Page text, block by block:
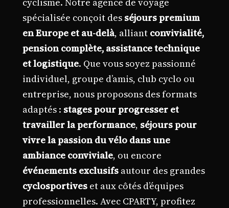
spécialisée conçoit des séjours premium
en Europe et au-delà, alliant convivialité,
pension complète, assistance technique
et logistique. Que vous soyez passionné
individuel, groupe d’amis, club cyclo ou
entreprise, nous proposons des formats
adaptés : stages pour progresser et
travailler la performance, séjours pour
vivre la passion du vélo dans une
ambiance conviviale, ou encore
événements exclusifs autour des grandes
cyclosportives et aux côtés d’équipes
professionnelles. Avec CPARTY, profitez